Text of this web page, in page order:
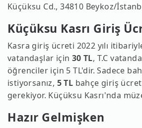
Küçüksu Cd., 34810 Beykoz/
Küçüksu Kasrı Giriş
Kasra giriş ücreti 2022 yılı
vatandaşlar için 30 TL, T.C
öğrenciler için 5 TL'dir. Sadece
istiyorsanız, 5 TL bahçe giriş
gerekiyor. Küçüksu Kasrı'nda
Hazır Gelmişken